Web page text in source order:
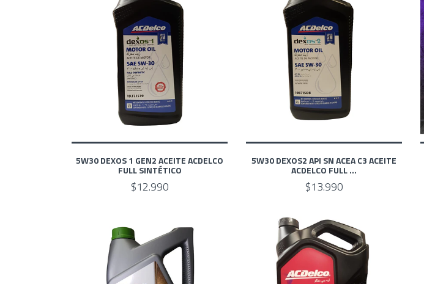
5W30 DEXOS 1 GEN2 ACEITE ACDELCO
FULL SINTÉTICO
$12.990
5W30 DEXOS2 API SN ACEA C3 ACEITE
ACDELCO FULL ...
$13.990